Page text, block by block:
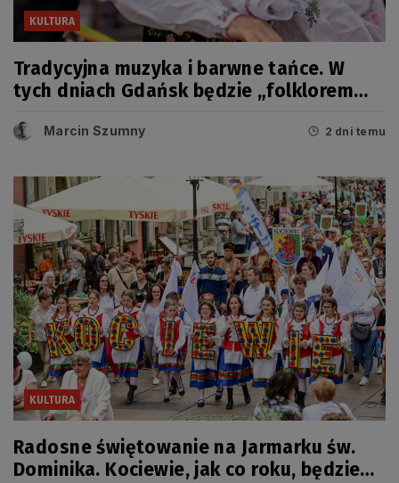
KULTURA
Tradycyjna muzyka i barwne tańce. W
tych dniach Gdańsk będzie „folklorem
Marcin Szumny 2 dni temu
KULTURA
Radosne świętowanie na Jarmarku św.
Dominika. Kociewie, jak co roku, będzie